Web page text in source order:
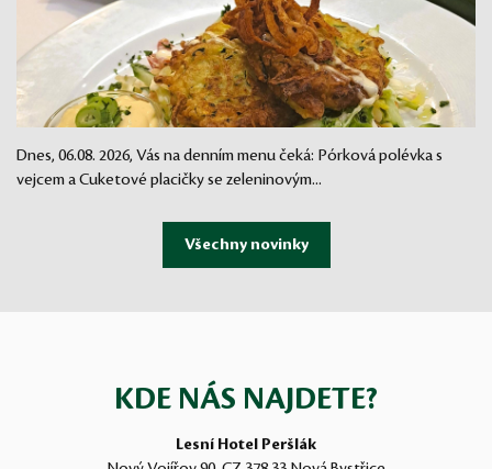
Dnes, 06.08. 2026, Vás na denním menu čeká: Pórková polévka s
vejcem a Cuketové placičky se zeleninovým...
KDE NÁS NAJDETE?
Lesní Hotel Peršlák